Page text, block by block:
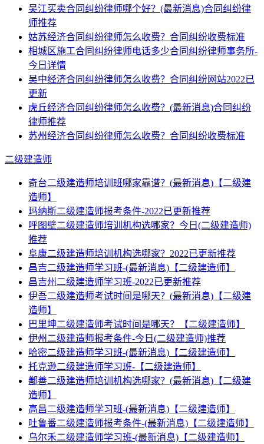
吴江买卖合同纠纷律师哪个好？(最新消息)合同纠纷律
师推荐
姑苏经济合同纠纷律师怎么收费？合同纠纷收费标准
相城区施工合同纠纷律师电话多少合同纠纷律师事务所-
今日详情
吴中经济合同纠纷律师怎么收费？合同纠纷网站2022已
更新
虎丘经济合同纠纷律师怎么收费？(最新消息)合同纠纷
律师推荐
苏州经济合同纠纷律师怎么收费？合同纠纷收费标准
二级建造师
奇台二级建造师培训班哪家靠谱？(最新消息)【二级建
造师】
玛纳斯二级建造师报考条件-2022已更新推荐
呼图壁二级建造师培训机构选哪家？今日(二级建造师)
推荐
阜康二级建造师培训机构选哪家？2022已更新推荐
昌吉二级建造师学习班-(最新消息)【二级建造师】
昌吉州二级建造师学习班-2022已更新推荐
伊吾二级建造师考试时间是哪天？(最新消息)【二级建
造师】
巴里坤二级建造师考试时间是哪天？【二级建造师】
伊州二级建造师报考条件-今日(二级建造师)推荐
哈密二级建造师学习班-(最新消息)【二级建造师】
托克逊二级建造师学习班-【二级建造师】
鄯善二级建造师培训机构选哪家？(最新消息)【二级建
造师】
高昌二级建造师学习班-(最新消息)【二级建造师】
吐鲁番二级建造师报考条件-(最新消息)【二级建造师】
乌尔禾二级建造师学习班-(最新消息)【二级建造师】